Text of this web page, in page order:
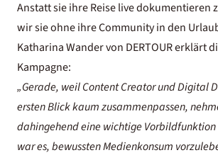
Anstatt sie ihre Reise live dokumentieren
wir sie ohne ihre Community in den
Katharina Wander von DERTOUR erklärt
Kampagne:
„Gerade, weil Content Creator und Digital
ersten Blick kaum zusammenpassen,
dahingehend eine wichtige Vorbildfunktion
war es, bewussten Medienkonsum